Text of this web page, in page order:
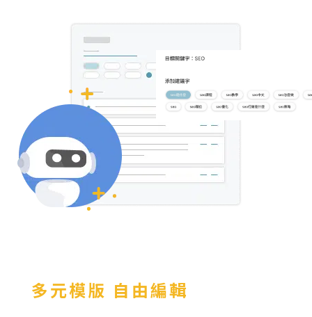
多元模版 自由編輯